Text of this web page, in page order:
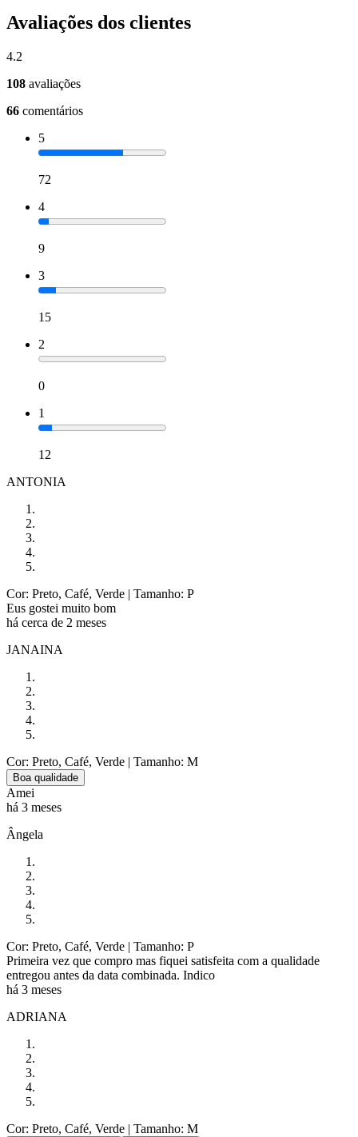
Avaliações dos clientes
4.2
108 avaliações
66 comentários
5
72
4
9
3
15
2
0
1
12
ANTONIA
Cor: Preto, Café, Verde | Tamanho: P
Eus gostei muito bom
há cerca de 2 meses
JANAINA
Cor: Preto, Café, Verde | Tamanho: M
Boa qualidade
Amei
há 3 meses
Ângela
Cor: Preto, Café, Verde | Tamanho: P
Primeira vez que compro mas fiquei satisfeita com a qualidade
entregou antes da data combinada. Indico
há 3 meses
ADRIANA
Cor: Preto, Café, Verde | Tamanho: M